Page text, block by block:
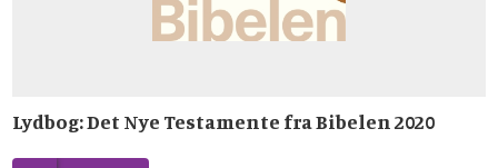
Lydbog: Det Nye Testamente fra Bibelen 2020